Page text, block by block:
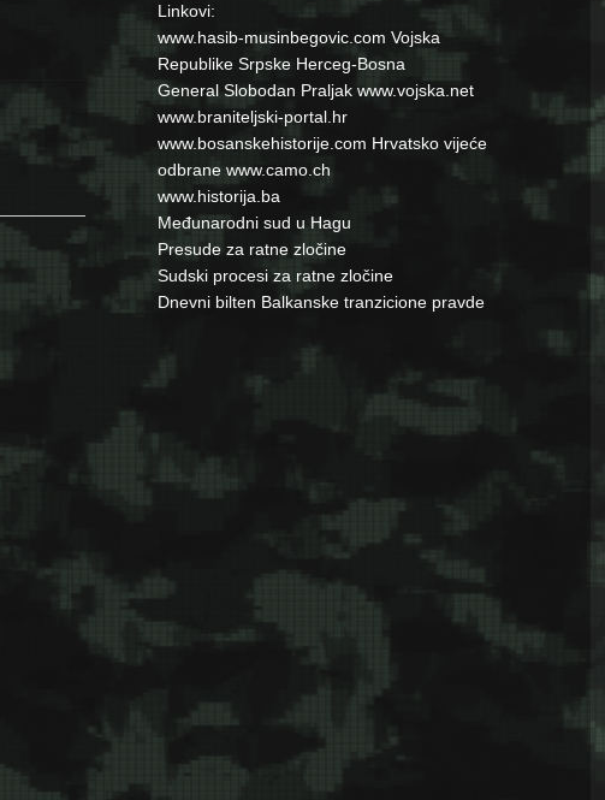
Linkovi:
www.hasib-musinbegovic.com Vojska
Republike Srpske Herceg-Bosna
General Slobodan Praljak www.vojska.net
www.braniteljski-portal.hr
www.bosanskehistorije.com Hrvatsko vijeće
odbrane www.camo.ch
www.historija.ba
Međunarodni sud u Hagu
Presude za ratne zločine
Sudski procesi za ratne zločine
Dnevni bilten Balkanske tranzicione pravde